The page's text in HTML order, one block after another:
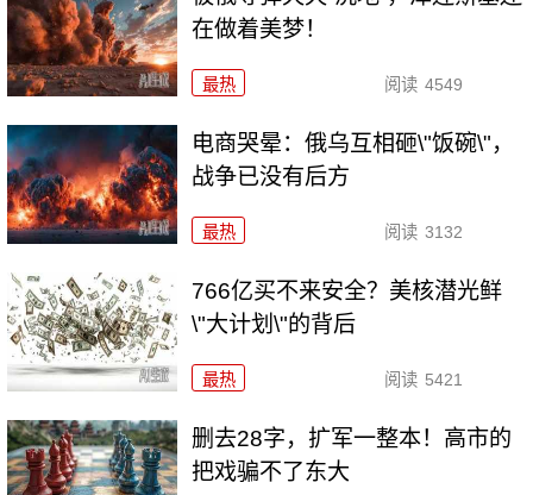
在做着美梦！
最热 阅读 4549
电商哭晕：俄乌互相砸\"饭碗\"，
战争已没有后方
最热 阅读 3132
766亿买不来安全？美核潜光鲜
\"大计划\"的背后
最热 阅读 5421
删去28字，扩军一整本！高市的
把戏骗不了东大